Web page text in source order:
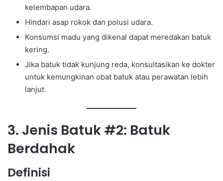
kelembapan udara.
Hindari asap rokok dan polusi udara.
Konsumsi madu yang dikenal dapat meredakan batuk
kering.
Jika batuk tidak kunjung reda, konsultasikan ke dokter
untuk kemungkinan obat batuk atau perawatan lebih
lanjut.
3. Jenis Batuk #2: Batuk
Berdahak
Definisi